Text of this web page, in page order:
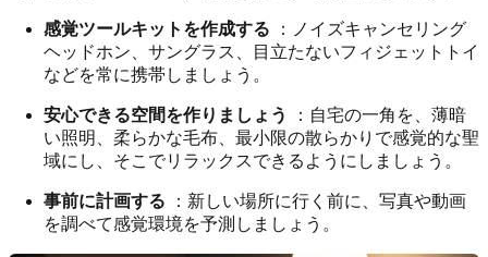
感覚ツールキットを作成する ：ノイズキャンセリング
ヘッドホン、サングラス、目立たないフィジェットトイ
などを常に携帯しましょう。
安心できる空間を作りましょう
：自宅の一角を、薄暗
い照明、柔らかな毛布、最小限の散らかりで感覚的な聖
域にし、そこでリラックスできるようにしましょう。
事前に計画する ：新しい場所に行く前に、写真や動画
を調べて感覚環境を予測しましょう。